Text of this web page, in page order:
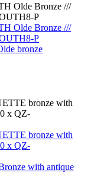
bronze
with antique